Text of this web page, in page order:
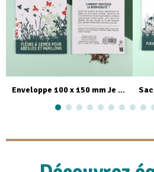
Aperçu rapide Enveloppe 100 x 150 mm Je protège la biodiversité - Semer pour agir